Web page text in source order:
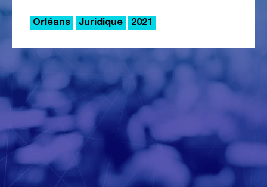
Orléans Juridique 2021